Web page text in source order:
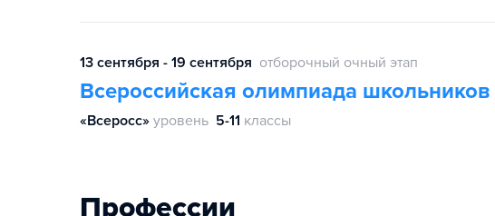
13 сентября - 19 сентября отборочный очный этап
Всероссийская олимпиада школьников
«Всеросс» уровень 5-11 классы
Профессии